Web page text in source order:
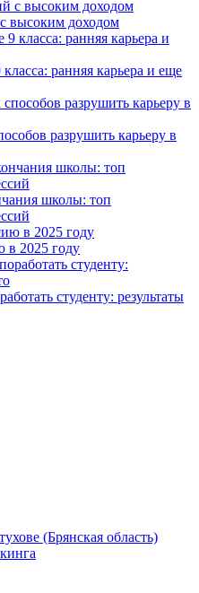
высоким доходом
ранняя карьера и еще
разрушить карьеру в
школы: топ
в 2025 году
студенту: результаты
(Брянская область)